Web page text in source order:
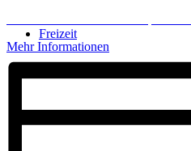
Freizeit
Veranstaltungskalender
Mehr Informationen